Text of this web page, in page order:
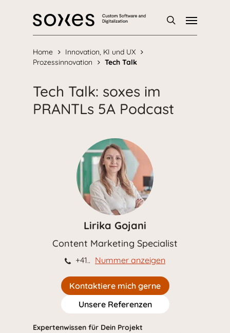
Menu
Home
Innovation, KI und UX
Prozessinnovation
Tech Talk
Tech Talk: soxes im
PRANTLs 5A Podcast
Lirika Gojani
Content Marketing Specialist
+41.. Nummer anzeigen
Kontaktiere mich gerne
Unsere Referenzen
Expertenwissen für Dein Projekt